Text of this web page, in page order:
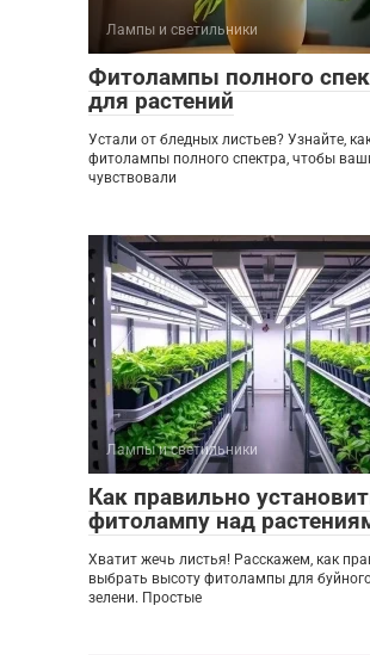
Лампы и светильники
Фитолампы полного
для растений
Устали от бледных листьев? Узнайте,
фитолампы полного спектра, чтобы
чувствовали
Лампы и светильники
Как правильно
фитолампу над
Хватит жечь листья! Расскажем, как
выбрать высоту фитолампы для
зелени. Простые